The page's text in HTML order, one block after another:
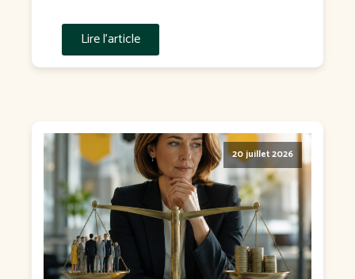
salaire "au cas […]
Lire l'article
20 juillet 2026